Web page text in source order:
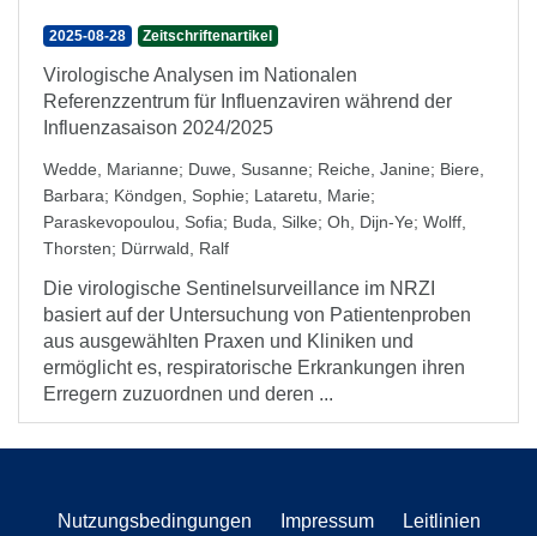
2025-08-28 Zeitschriftenartikel
Virologische Analysen im Nationalen
Referenzzentrum für Influenzaviren während der
Influenzasaison 2024/2025
Wedde, Marianne; Duwe, Susanne; Reiche, Janine; Biere,
Barbara; Köndgen, Sophie; Lataretu, Marie;
Paraskevopoulou, Sofia; Buda, Silke; Oh, Dijn-Ye; Wolff,
Thorsten; Dürrwald, Ralf
Die virologische Sentinelsurveillance im NRZI
basiert auf der Untersuchung von Patientenproben
aus ausgewählten Praxen und Kliniken und
ermöglicht es, respiratorische Erkrankungen ihren
Erregern zuzuordnen und deren ...
Nutzungsbedingungen Impressum
Leitlinien